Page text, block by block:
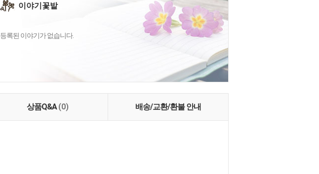
이야기꽃밭
등록된 이야기가 없습니다.
상품Q&A(0) 배송/교환/환불 안내